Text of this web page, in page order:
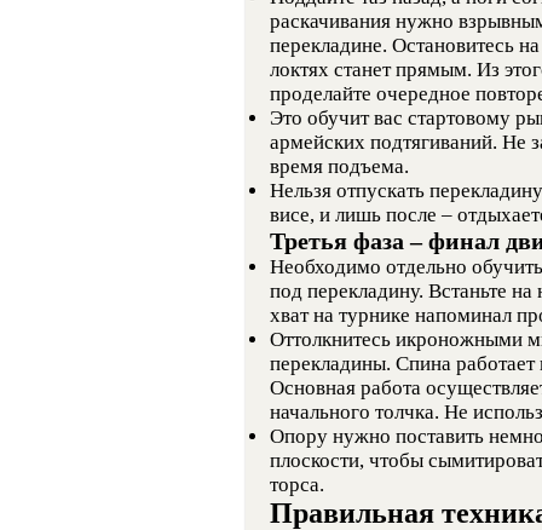
раскачивания нужно
перекладине. Остановитесь
локтях станет прямым. Из
проделайте очередное
Это обучит вас стартовому
армейских подтягиваний. Не
время подъема.
Нельзя отпускать
висе, и лишь после –
Третья фаза – финал
Необходимо отдельно
под перекладину. Встаньте
хват на турнике напоминал
Оттолкнитесь икроножными
перекладины. Спина
Основная работа
начального толчка. Не
Опору нужно поставить
плоскости, чтобы
торса.
Правильная